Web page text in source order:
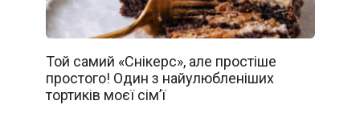
Той самий «Снікерс», але простіше
простого! Один з найулюбленіших
тортиків моєї сім’ї